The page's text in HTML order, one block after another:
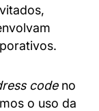
codeno
o uso da